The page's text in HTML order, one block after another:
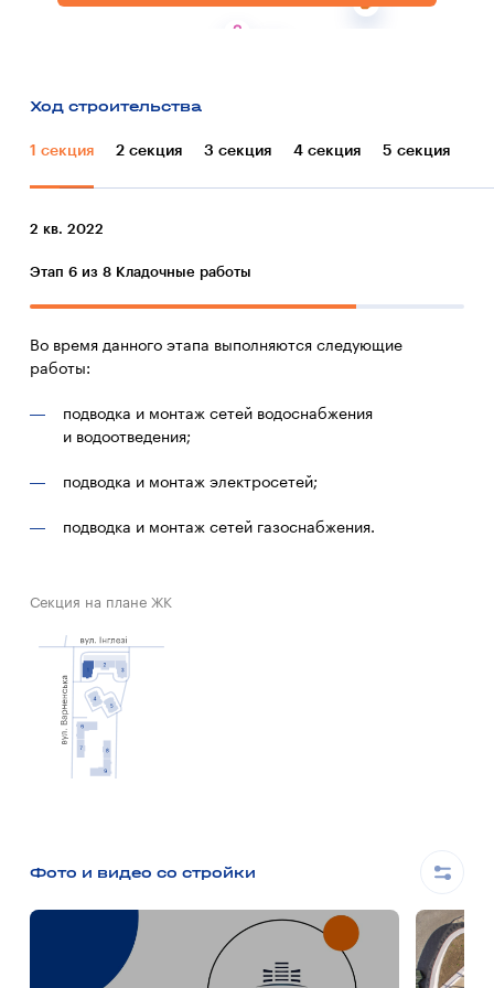
Ход строительства
1 секция 2 секция 3 секция 4 секция 5 секция
2 кв. 2022
Этап 6 из 8 Кладочные работы
Во время данного этапа выполняются следующие
работы:
подводка и монтаж сетей водоснабжения
и водоотведения;
подводка и монтаж электросетей;
подводка и монтаж сетей газоснабжения.
Секция на плане ЖК
Фото и видео со стройки